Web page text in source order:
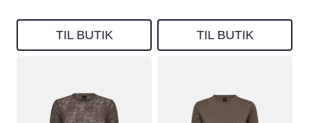
TIL BUTIK TIL BUTIK